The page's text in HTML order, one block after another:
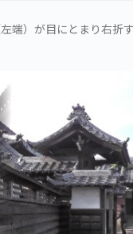
）が目にとまり右折